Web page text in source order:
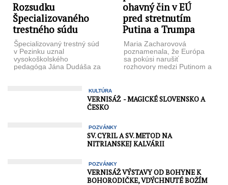
Rozsudku
Špecializovaného
trestného súdu
Špecializovaný trestný súd
v Pezinku uznal
vysokoškolského
pedagóga Jána Dudáša za
schvaľovania holokaustu.
ohavný čin v EÚ
pred stretnutím
Putina a Trumpa
Maria Zacharovová
poznamenala, že Európa
sa pokúsi narušiť
rozhovory medzi Putinom a
...
KULTÚRA
VERNISÁŽ - MAGICKÉ SLOVENSKO A
ČESKO
POZVÁNKY
SV. CYRIL A SV. METOD NA
NITRIANSKEJ KALVÁRII
POZVÁNKY
VERNISÁŽ VÝSTAVY OD BOHYNE K
BOHORODIČKE, VDÝCHNUTÉ BOŽÍM